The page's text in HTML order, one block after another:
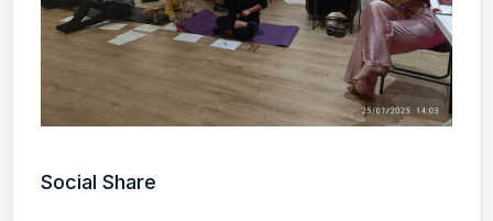
Social Share